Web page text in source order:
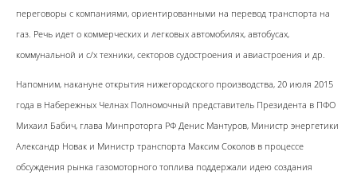
переговоры с компаниями, ориентированными на перевод транспорта на
газ. Речь идет о коммерческих и легковых автомобилях, автобусах,
коммунальной и с/х техники, секторов судостроения и авиастроения и др.
Напомним, накануне открытия нижегородского производства, 20 июля 2015
года в Набережных Челнах Полномочный представитель Президента в ПФО
Михаил Бабич, глава Минпроторга РФ Денис Мантуров, Министр энергетики
Александр Новак и Министр транспорта Максим Соколов в процессе
обсуждения рынка газомоторного топлива поддержали идею создания